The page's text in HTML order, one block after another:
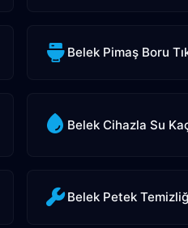
Belek Pimaş Boru
Belek Cihazla Su
Belek Petek